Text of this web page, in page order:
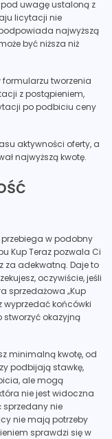
uwagę ustaloną z
licytacji nie
najwyższą
być niższa niż
tworzenia
z postąpieniem,
po podbiciu ceny
aktywności oferty, a
najwyższą kwotę.
w podobny
Kup Teraz pozwala Ci
za adekwatną. Daje to
oczywiście, jeśli
sprzedażowa „Kup
wyprzedać końcówki
stworzyć okazyjną
minimalną kwotę, od
podbijają stawkę,
ale mogą
nie jest widoczna
sprzedany nie
nie mają potrzeby
sprawdzi się w